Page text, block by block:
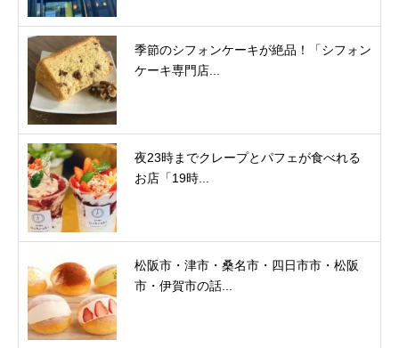
季節のシフォンケーキが絶品！「シフォン
ケーキ専門店...
夜23時までクレープとパフェが食べれる
お店「19時...
松阪市・津市・桑名市・四日市市・松阪
市・伊賀市の話...